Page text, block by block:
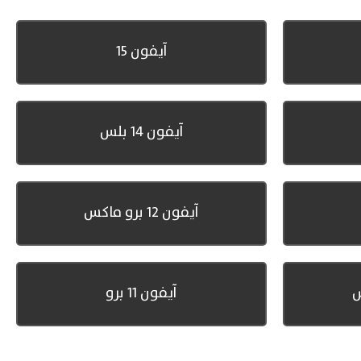
آيفون 15
آيفون 14 بلس
آيفون 12 برو ماكس
آيفون 11 برو